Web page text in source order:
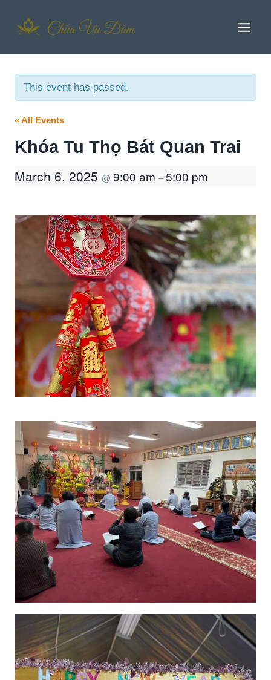
This event has passed.
« All Events
Khóa Tu Thọ Bát Quan Trai
March 6, 2025 @9:00 am –5:00 pm